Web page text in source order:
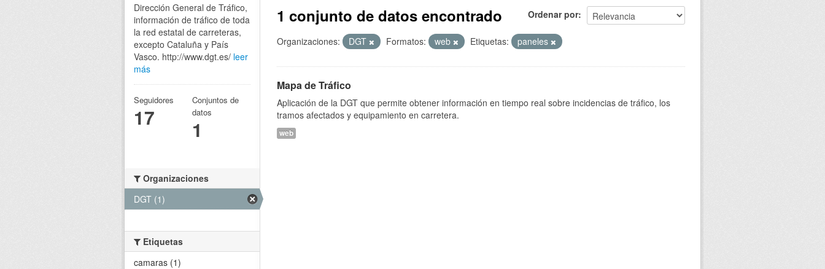
Ordenar por
1 conjunto de datos encontrado
Organizaciones: DGT Formatos: web Etiquetas: paneles
Mapa de Tráfico
Aplicación de la DGT que permite obtener información en tiempo real sobre incidencias de tráfico, los
tramos afectados y equipamiento en carretera.
web
Dirección General de Tráfico,
información de tráfico de toda
la red estatal de carreteras,
excepto Cataluña y País
Vasco. http://www.dgt.es/ leer
más
Seguidores
17
Conjuntos de
datos
1
Organizaciones
DGT (1)
Etiquetas
camaras (1)